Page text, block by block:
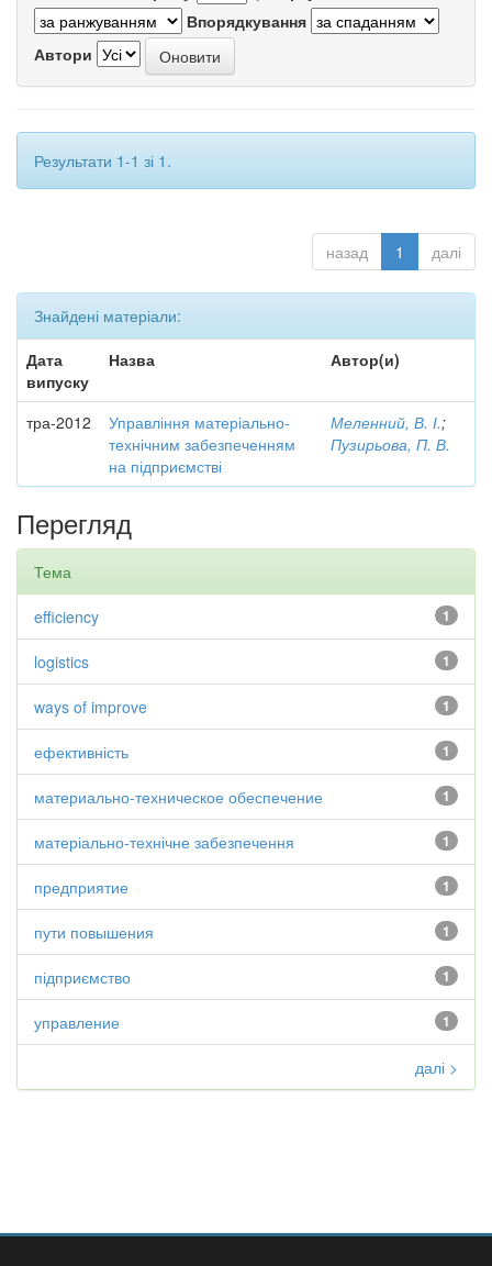
Впорядкування
Автори
Результати 1-1 зі 1.
назад 1 далі
Знайдені матеріали:
Дата
випуску
Назва Автор(и)
тра-2012
Управління матеріально-
технічним забезпеченням
на підприємстві
Меленний, В. І.;
Пузирьова, П. В.
Перегляд
Тема
1
efficiency
1
logistics
1
ways of improve
1
ефективність
1
материально-техническое обеспечение
1
матеріально-технічне забезпечення
1
предприятие
1
пути повышения
1
підприємство
1
управление
далі >